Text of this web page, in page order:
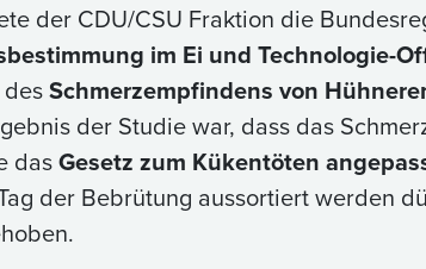
der CDU/CSU Fraktion die
im Ei und Technologie-
Schmerzempfindens von
der Studie war, dass das
dasGesetz zum Kükentöten
der Bebrütung aussortiert werden